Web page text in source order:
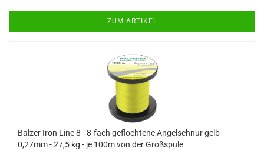
ZUM ARTIKEL
Balzer Iron Line 8 - 8-fach geflochtene Angelschnur gelb -
0,27mm - 27,5 kg - je 100m von der Großspule